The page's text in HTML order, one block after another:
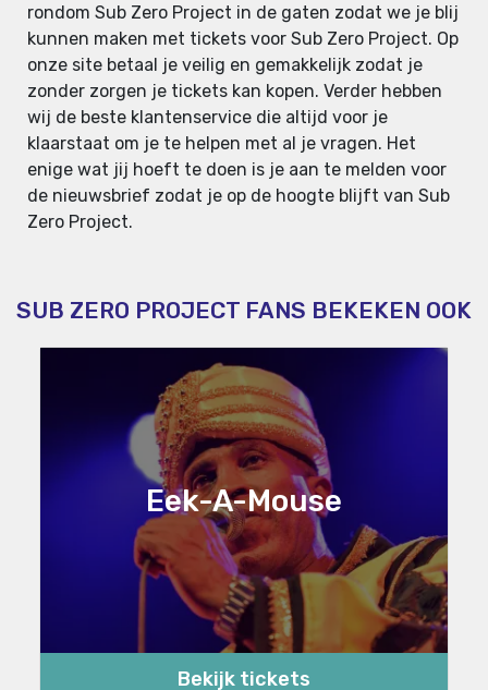
rondom Sub Zero Project in de gaten zodat we je blij
kunnen maken met tickets voor Sub Zero Project. Op
onze site betaal je veilig en gemakkelijk zodat je
zonder zorgen je tickets kan kopen. Verder hebben
wij de beste klantenservice die altijd voor je
klaarstaat om je te helpen met al je vragen. Het
enige wat jij hoeft te doen is je aan te melden voor
de nieuwsbrief zodat je op de hoogte blijft van Sub
Zero Project.
SUB ZERO PROJECT FANS BEKEKEN OOK
Eek-A-Mouse
Bekijk tickets